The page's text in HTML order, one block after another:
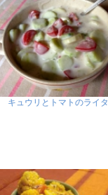
キュウリとトマトのライタ